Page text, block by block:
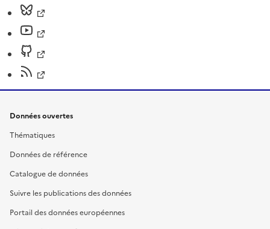
Données ouvertes
Thématiques
Données de référence
Catalogue de données
Suivre les publications des données
Portail des données européennes